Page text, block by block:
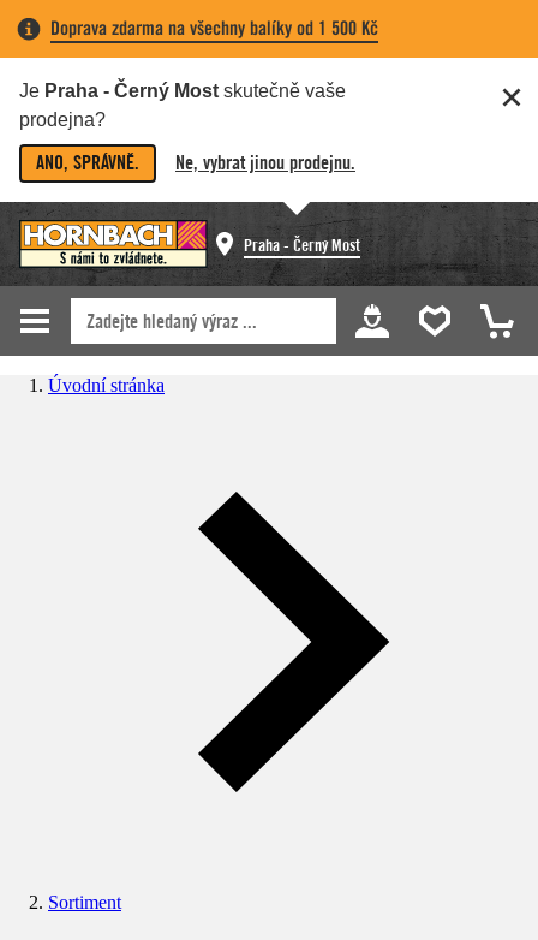
Doprava zdarma na všechny balíky od 1 500 Kč
Je Praha - Černý Most skutečně vaše
prodejna?
ANO, SPRÁVNĚ. Ne, vybrat jinou prodejnu.
Praha - Černý Most
Úvodní stránka
Sortiment